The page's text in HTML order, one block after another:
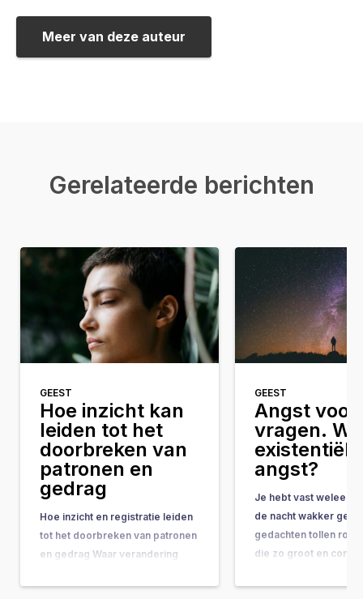
Meer van deze auteur
Gerelateerde berichten
GEEST
Hoe inzicht kan
leiden tot het
doorbreken van
patronen en
gedrag
Hoe inzicht en registratie leiden
tot het doorbreken van patronen
en gedrag Waar verandering
concrete do’s & don’ts, tips &
GEEST
Angst voor
vragen.
existentiële
angst?
Je hebt vast weleens
de nacht wakker
gedachten tollen
die zo groot en
lijken. Vragen als: